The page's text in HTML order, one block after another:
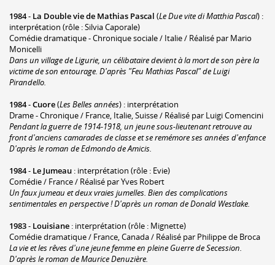
1984- La Double vie de Mathias Pascal (Le Due vite di Matthia Pascal) :
interprétation (rôle : Silvia Caporale)
Comédie dramatique - Chronique sociale / Italie / Réalisé par Mario
Monicelli
Dans un village de Ligurie, un célibataire devient à la mort de son père la
victime de son entourage. D'après "Feu Mathias Pascal" de Luigi
Pirandello.
1984-Cuore(Les Belles années) : interprétation
Drame - Chronique / France, Italie, Suisse / Réalisé par Luigi Comencini
Pendant la guerre de 1914-1918, un jeune sous-lieutenant retrouve au
front d'anciens camarades de classe et se remémore ses années d'enfance
D'après le roman de Edmondo de Amicis.
1984- Le Jumeau : interprétation (rôle : Evie)
Comédie / France / Réalisé par Yves Robert
Un faux jumeau et deux vraies jumelles. Bien des complications
sentimentales en perspective ! D'après un roman de Donald Westlake.
1983- Louisiane : interprétation (rôle : Mignette)
Comédie dramatique / France, Canada / Réalisé par Philippe de Broca
La vie et les rêves d'une jeune femme en pleine Guerre de Secession.
D'après le roman de Maurice Denuzière.